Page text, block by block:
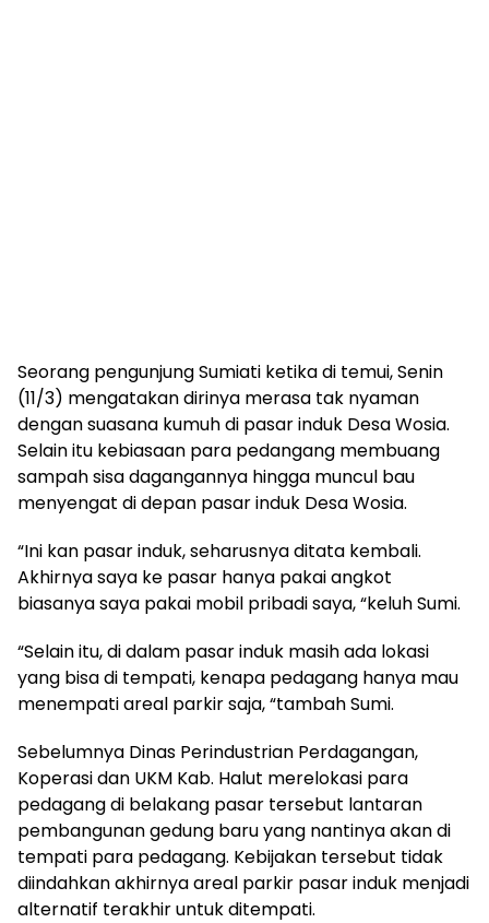
Seorang pengunjung Sumiati ketika di temui, Senin
(11/3) mengatakan dirinya merasa tak nyaman
dengan suasana kumuh di pasar induk Desa Wosia.
Selain itu kebiasaan para pedangang membuang
sampah sisa dagangannya hingga muncul bau
menyengat di depan pasar induk Desa Wosia.
“Ini kan pasar induk, seharusnya ditata kembali.
Akhirnya saya ke pasar hanya pakai angkot
biasanya saya pakai mobil pribadi saya, “keluh Sumi.
“Selain itu, di dalam pasar induk masih ada lokasi
yang bisa di tempati, kenapa pedagang hanya mau
menempati areal parkir saja, “tambah Sumi.
Sebelumnya Dinas Perindustrian Perdagangan,
Koperasi dan UKM Kab. Halut merelokasi para
pedagang di belakang pasar tersebut lantaran
pembangunan gedung baru yang nantinya akan di
tempati para pedagang. Kebijakan tersebut tidak
diindahkan akhirnya areal parkir pasar induk menjadi
alternatif terakhir untuk ditempati.